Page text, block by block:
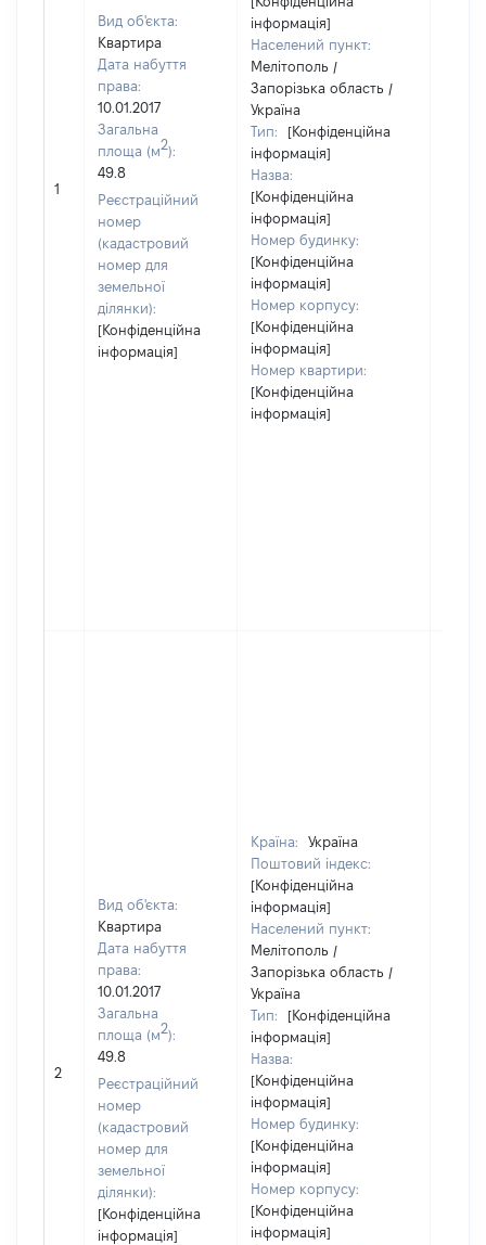
1
Вид об'єкта:
Квартира
Дата набуття
права:
10.01.2017
Загальна
площа (м2):
49.8
Реєстраційний
номер
(кадастровий
номер для
земельної
ділянки):
[Конфіденційна
інформація]
інформація]
Населений пункт:
Мелітополь /
Запорізька область /
Україна
Тип:
[Конфіденційна
інформація]
Назва:
[Конфіденційна
інформація]
Номер будинку:
[Конфіденційна
інформація]
Номер корпусу:
[Конфіденційна
інформація]
Номер квартири:
[Конфіденційна
інформація]
2
Вид об'єкта:
Квартира
Дата набуття
права:
10.01.2017
Загальна
площа (м2):
49.8
Реєстраційний
номер
(кадастровий
номер для
земельної
ділянки):
[Конфіденційна
інформація]
Країна:
Україна
Поштовий індекс:
[Конфіденційна
інформація]
Населений пункт:
Мелітополь /
Запорізька область /
Україна
Тип:
[Конфіденційна
інформація]
Назва:
[Конфіденційна
інформація]
Номер будинку:
[Конфіденційна
інформація]
Номер корпусу:
[Конфіденційна
інформація]